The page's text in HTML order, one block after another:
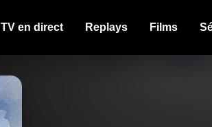
TV en direct Replays Films